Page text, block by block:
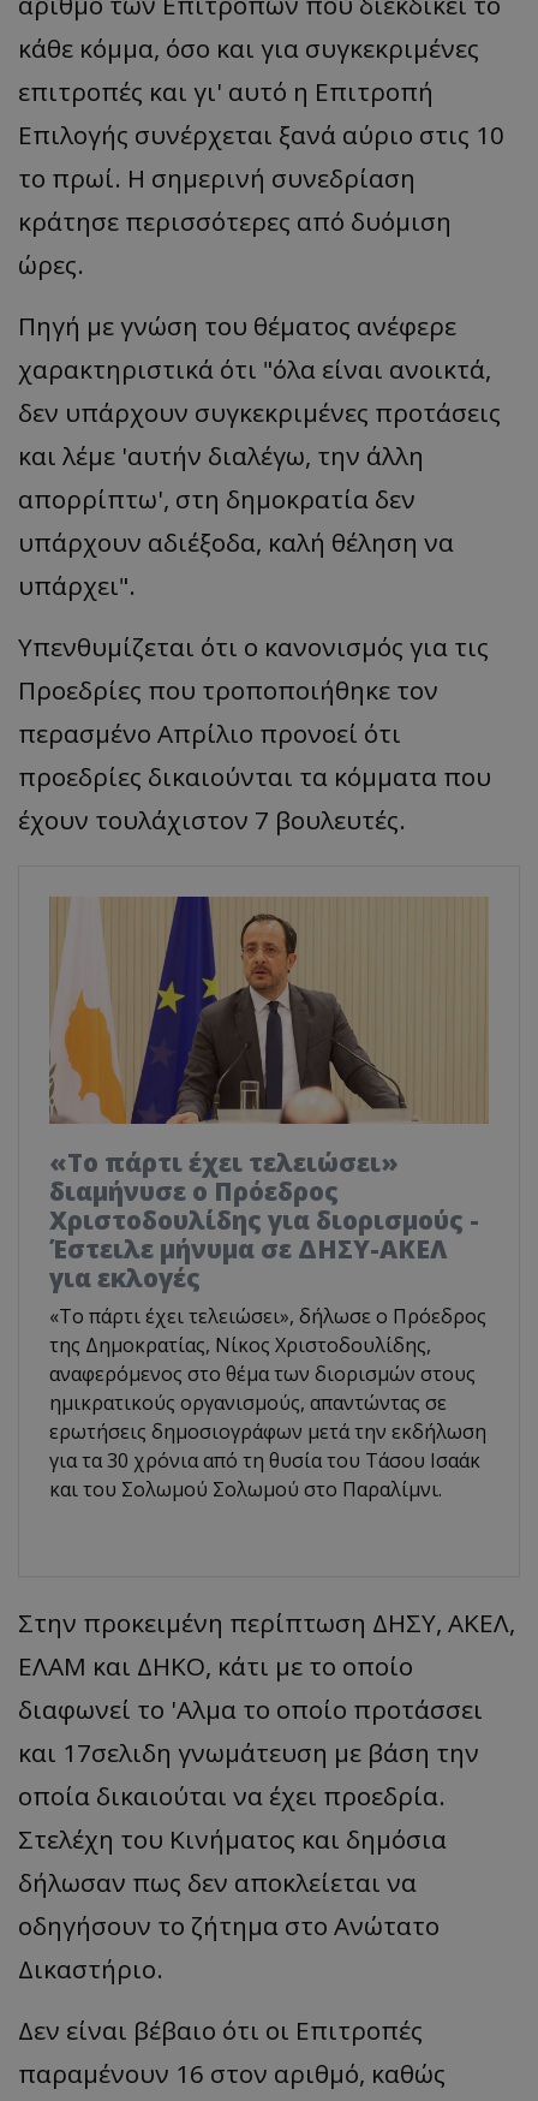
κάθε κόμμα, όσο και για συγκεκριμένες
επιτροπές και γι' αυτό η Επιτροπή
Επιλογής συνέρχεται ξανά αύριο στις 10
το πρωί. Η σημερινή συνεδρίαση
κράτησε περισσότερες από δυόμιση
ώρες.
Πηγή με γνώση του θέματος ανέφερε
χαρακτηριστικά ότι "όλα είναι ανοικτά,
δεν υπάρχουν συγκεκριμένες προτάσεις
και λέμε 'αυτήν διαλέγω, την άλλη
απορρίπτω', στη δημοκρατία δεν
υπάρχουν αδιέξοδα, καλή θέληση να
υπάρχει".
Υπενθυμίζεται ότι ο κανονισμός για τις
Προεδρίες που τροποποιήθηκε τον
περασμένο Απρίλιο προνοεί ότι
προεδρίες δικαιούνται τα κόμματα που
έχουν τουλάχιστον 7 βουλευτές.
«Το πάρτι έχει τελειώσει»
διαμήνυσε ο Πρόεδρος
Χριστοδουλίδης για διορισμούς -
Έστειλε μήνυμα σε ΔΗΣΥ-ΑΚΕΛ
για εκλογές
«Το πάρτι έχει τελειώσει», δήλωσε ο Πρόεδρος
της Δημοκρατίας, Νίκος Χριστοδουλίδης,
αναφερόμενος στο θέμα των διορισμών στους
ημικρατικούς οργανισμούς, απαντώντας σε
ερωτήσεις δημοσιογράφων μετά την εκδήλωση
για τα 30 χρόνια από τη θυσία του Τάσου Ισαάκ
και του Σολωμού Σολωμού στο Παραλίμνι.
Στην προκειμένη περίπτωση ΔΗΣΥ, ΑΚΕΛ,
ΕΛΑΜ και ΔΗΚΟ, κάτι με το οποίο
διαφωνεί το 'Αλμα το οποίο προτάσσει
και 17σελιδη γνωμάτευση με βάση την
οποία δικαιούται να έχει προεδρία.
Στελέχη του Κινήματος και δημόσια
δήλωσαν πως δεν αποκλείεται να
οδηγήσουν το ζήτημα στο Ανώτατο
Δικαστήριο.
Δεν είναι βέβαιο ότι οι Επιτροπές
παραμένουν 16 στον αριθμό, καθώς